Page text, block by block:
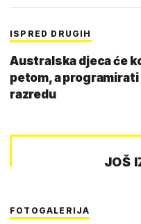
ISPRED DRUGIH
Australska djeca će
petom, a programirati
razredu
JOŠ
FOTOGALERIJA